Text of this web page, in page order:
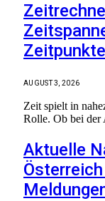
AUGUST 3, 2026
Zeit spielt in
Rolle. Ob bei der
Aktuelle